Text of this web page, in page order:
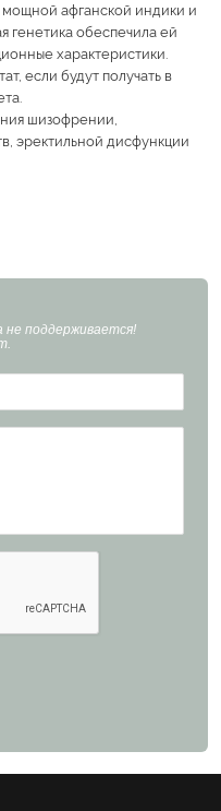
мощной афганской индики и
генетика обеспечила ей
характеристики.
если будут получать в
шизофрении,
эректильной дисфункции
не поддерживается!